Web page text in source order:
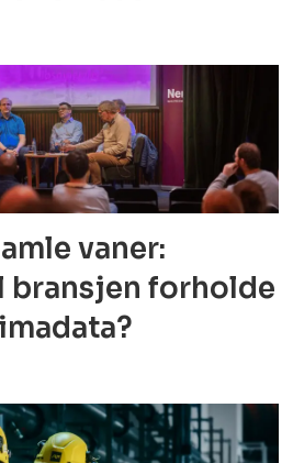
vaner:
bransjen forholde